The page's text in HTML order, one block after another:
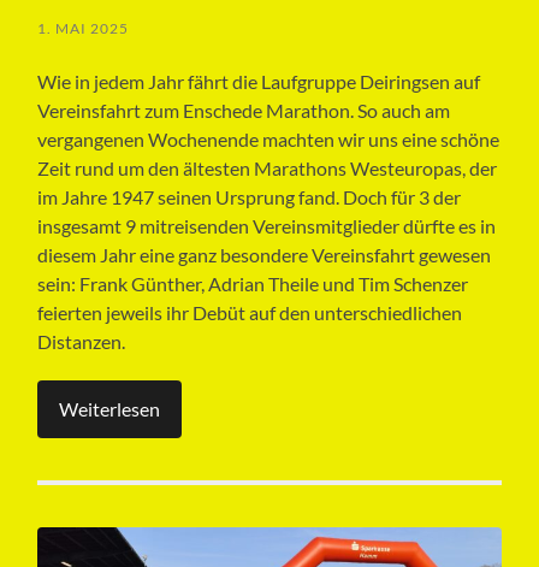
1. MAI 2025
Wie in jedem Jahr fährt die Laufgruppe Deiringsen auf
Vereinsfahrt zum Enschede Marathon. So auch am
vergangenen Wochenende machten wir uns eine schöne
Zeit rund um den ältesten Marathons Westeuropas, der
im Jahre 1947 seinen Ursprung fand. Doch für 3 der
insgesamt 9 mitreisenden Vereinsmitglieder dürfte es in
diesem Jahr eine ganz besondere Vereinsfahrt gewesen
sein: Frank Günther, Adrian Theile und Tim Schenzer
feierten jeweils ihr Debüt auf den unterschiedlichen
Distanzen.
Weiterlesen